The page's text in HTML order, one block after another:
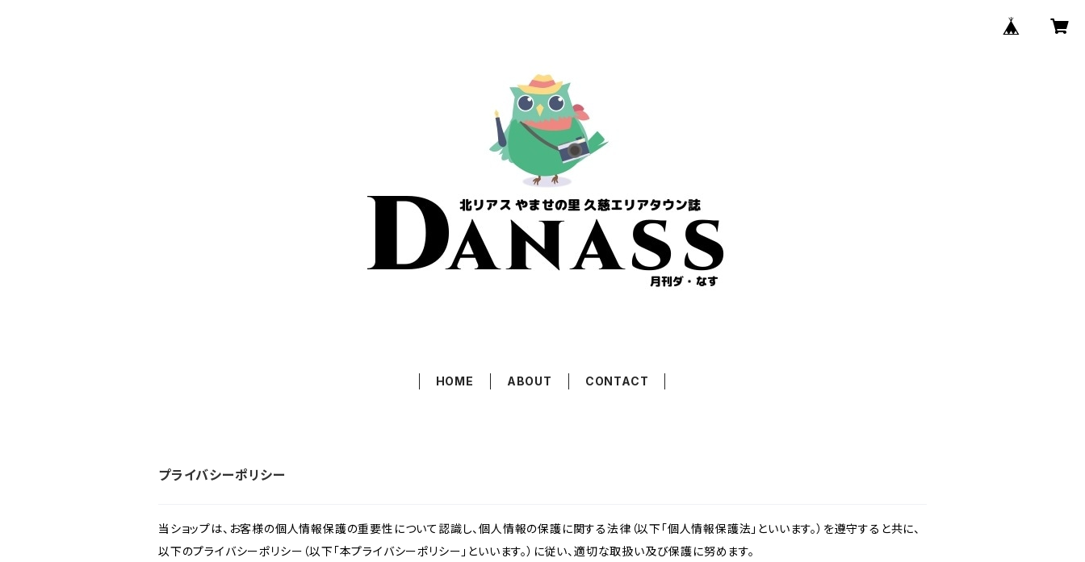
HOME ABOUT CONTACT
プライバシーポリシー
当ショップは、お客様の個人情報保護の重要性について認識し、個人情報の保護に関する法律（以下「個人情報保護法」といいます。）を遵守すると共に、
以下のプライバシーポリシー（以下「本プライバシーポリシー」といいます。）に従い、適切な取扱い及び保護に努めます。